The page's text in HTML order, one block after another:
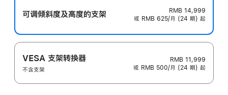
可调倾斜度及高‍度的支‍架
RMB 14,999
或 RMB 625/月 (24 期) 起
VESA 支架转换器
不含支架
RMB 11,999
或 RMB 500/月 (24 期) 起